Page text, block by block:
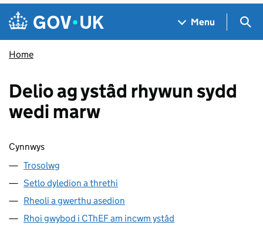
Skip to main content
Navigation menu
Menu
Home
Delio ag ystâd rhywun sydd
wedi marw
Sgipio cynnwys
Cynnwys
Trosolwg
Setlo dyledion a threthi
Rheoli a gwerthu asedion
Rhoi gwybod i CThEF am incwm ystâd